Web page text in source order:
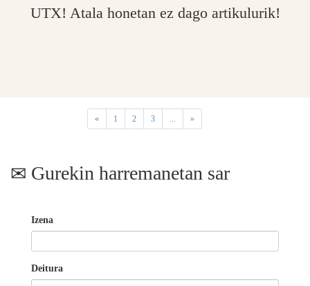
UTX! Atala honetan ez dago artikulurik!
« 1 2 3 ... »
Gurekin harremanetan sar
Izena
Deitura